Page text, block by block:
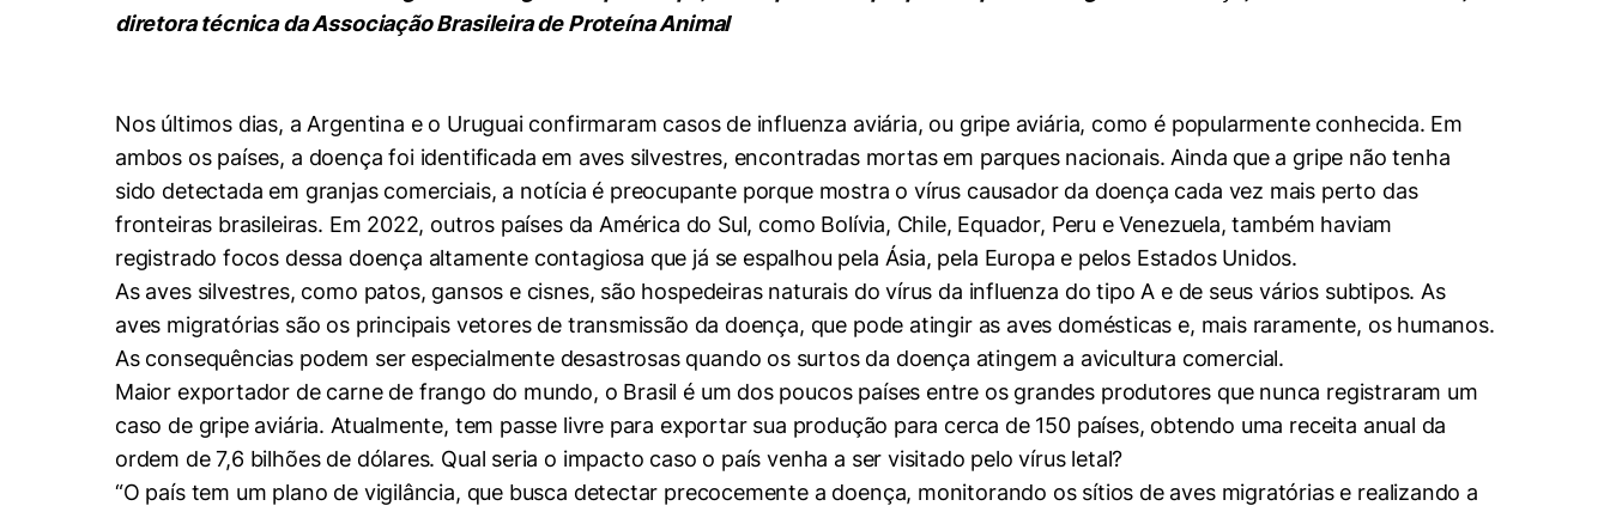
Hub de Inovação e
Sala de Imprensa
Seminários Acadêmicos
Comitê de Ética em
Pesquisa
diretora técnica da Associação Brasileira de Proteína Animal
Nos últimos dias, a Argentina e o Uruguai confirmaram casos de influenza aviária, ou gripe aviária, como é popularmente conhecida. Em
ambos os países, a doença foi identificada em aves silvestres, encontradas mortas em parques nacionais. Ainda que a gripe não tenha
sido detectada em granjas comerciais, a notícia é preocupante porque mostra o vírus causador da doença cada vez mais perto das
fronteiras brasileiras. Em 2022, outros países da América do Sul, como Bolívia, Chile, Equador, Peru e Venezuela, também haviam
registrado focos dessa doença altamente contagiosa que já se espalhou pela Ásia, pela Europa e pelos Estados Unidos.
As aves silvestres, como patos, gansos e cisnes, são hospedeiras naturais do vírus da influenza do tipo A e de seus vários subtipos. As
aves migratórias são os principais vetores de transmissão da doença, que pode atingir as aves domésticas e, mais raramente, os humanos.
As consequências podem ser especialmente desastrosas quando os surtos da doença atingem a avicultura comercial.
Maior exportador de carne de frango do mundo, o Brasil é um dos poucos países entre os grandes produtores que nunca registraram um
caso de gripe aviária. Atualmente, tem passe livre para exportar sua produção para cerca de 150 países, obtendo uma receita anual da
ordem de 7,6 bilhões de dólares. Qual seria o impacto caso o país venha a ser visitado pelo vírus letal?
“O país tem um plano de vigilância, que busca detectar precocemente a doença, monitorando os sítios de aves migratórias e realizando a